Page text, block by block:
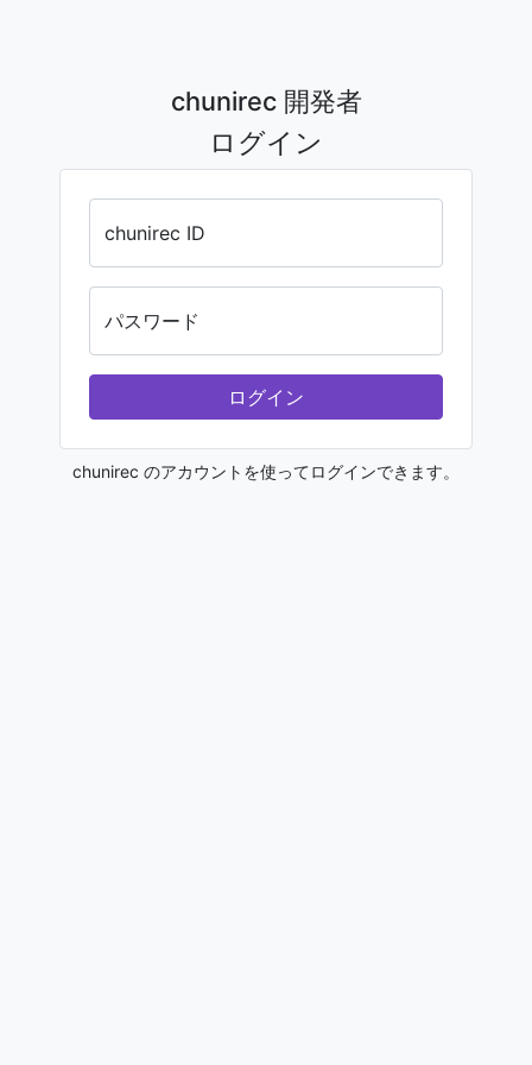
chunirec 開発者
ログイン
chunirec ID
パスワード
ログイン
chunirec のアカウントを使ってログインできます。